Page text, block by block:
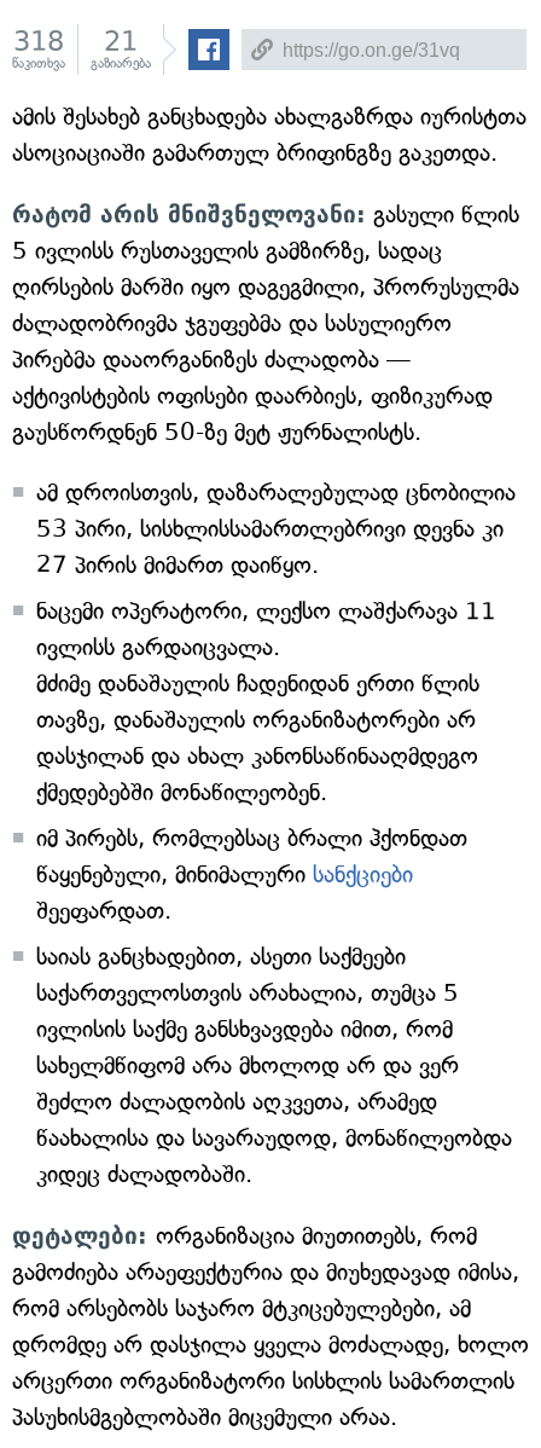
318
წაკითხვა
21
გაზიარება
ამის შესახებ განცხადება ახალგაზრდა იურისტთა
ასოციაციაში გამართულ ბრიფინგზე გაკეთდა.
რატომ არის მნიშვნელოვანი: გასული წლის
5 ივლისს რუსთაველის გამზირზე, სადაც
ღირსების მარში იყო დაგეგმილი, პრორუსულმა
ძალადობრივმა ჯგუფებმა და სასულიერო
პირებმა დააორგანიზეს ძალადობა —
აქტივისტების ოფისები დაარბიეს, ფიზიკურად
გაუსწორდნენ 50-ზე მეტ ჟურნალისტს.
ამ დროისთვის, დაზარალებულად ცნობილია
53 პირი, სისხლისსამართლებრივი დევნა კი
27 პირის მიმართ დაიწყო.
ნაცემი ოპერატორი, ლექსო ლაშქარავა 11
ივლისს გარდაიცვალა.
მძიმე დანაშაულის ჩადენიდან ერთი წლის
თავზე, დანაშაულის ორგანიზატორები არ
დასჯილან და ახალ კანონსაწინააღმდეგო
ქმედებებში მონაწილეობენ.
იმ პირებს, რომლებსაც ბრალი ჰქონდათ
წაყენებული, მინიმალური სანქციები
შეეფარდათ.
საიას განცხადებით, ასეთი საქმეები
საქართველოსთვის არახალია, თუმცა 5
ივლისის საქმე განსხვავდება იმით, რომ
სახელმწიფომ არა მხოლოდ არ და ვერ
შეძლო ძალადობის აღკვეთა, არამედ
წაახალისა და სავარაუდოდ, მონაწილეობდა
კიდეც ძალადობაში.
დეტალები: ორგანიზაცია მიუთითებს, რომ
გამოძიება არაეფექტურია და მიუხედავად იმისა,
რომ არსებობს საჯარო მტკიცებულებები, ამ
დრომდე არ დასჯილა ყველა მოძალადე, ხოლო
არცერთი ორგანიზატორი სისხლის სამართლის
პასუხისმგებლობაში მიცემული არაა.